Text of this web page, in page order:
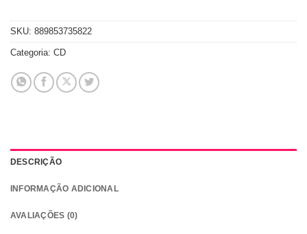
SKU: 889853735822
Categoria: CD
DESCRIÇÃO
INFORMAÇÃO ADICIONAL
AVALIAÇÕES (0)